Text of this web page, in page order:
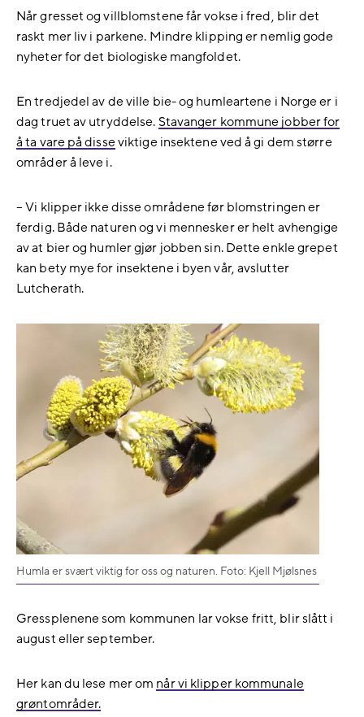
Når gresset og villblomstene får vokse i fred, blir det
raskt mer liv i parkene. Mindre klipping er nemlig gode
nyheter for det biologiske mangfoldet.
En tredjedel av de ville bie- og humleartene i Norge er i
dag truet av utryddelse. Stavanger kommune jobber for
å ta vare på disseviktige insektene ved å gi dem større
områder å leve i.
– Vi klipper ikke disse områdene før blomstringen er
ferdig. Både naturen og vi mennesker er helt avhengige
av at bier og humler gjør jobben sin. Dette enkle grepet
kan bety mye for insektene i byen vår, avslutter
Lutcherath.
Humla er svært viktig for oss og naturen. Foto: Kjell Mjølsnes
Gressplenene som kommunen lar vokse fritt, blir slått i
august eller september.
Her kan du lese mer om når vi klipper kommunale
grøntområder.